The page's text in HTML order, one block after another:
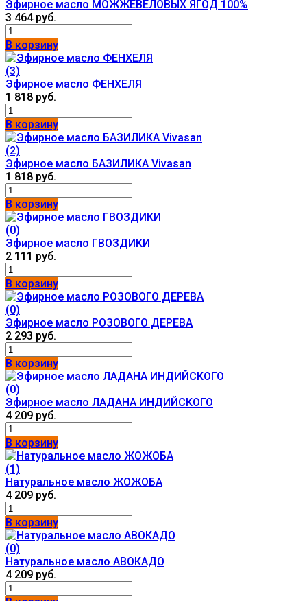
Эфирное масло МОЖЖЕВЕЛОВЫХ ЯГОД 100%
3 464 руб.
В корзину
(3)
Эфирное масло ФЕНХЕЛЯ
1 818 руб.
В корзину
(2)
Эфирное масло БАЗИЛИКА Vivasan
1 818 руб.
В корзину
(0)
Эфирное масло ГВОЗДИКИ
2 111 руб.
В корзину
(0)
Эфирное масло РОЗОВОГО ДЕРЕВА
2 293 руб.
В корзину
(0)
Эфирное масло ЛАДАНА ИНДИЙСКОГО
4 209 руб.
В корзину
(1)
Натуральное масло ЖОЖОБА
4 209 руб.
В корзину
(0)
Натуральное масло АВОКАДО
4 209 руб.